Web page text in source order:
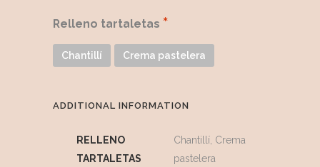
Relleno tartaletas
Chantillí Crema pastelera
ADDITIONAL INFORMATION
RELLENO
TARTALETAS
Chantillí, Crema
pastelera